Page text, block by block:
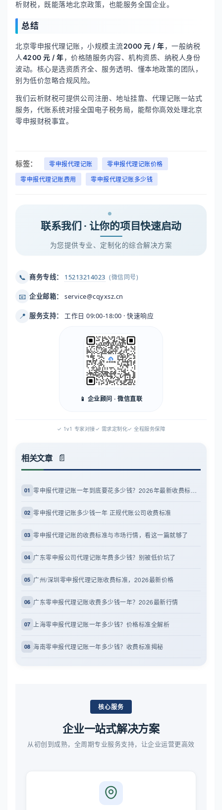
析财税，既能落地北京政策，也能服务全国企业。
总结
北京零申报代理记账，小规模主流2000 元 / 年，一般纳税
人4200 元 / 年，价格随服务内容、机构资质、纳税人身份
波动。核心是选资质齐全、服务透明、懂本地政策的团队，
别为低价忽略合规风险。
我们云析财税可提供公司注册、地址挂靠、代理记账一站式
服务，代账系统对接全国电子税务局，能帮你高效处理北京
零申报财税事宜。
标签： 零申报代理记账
零申报代理记账价格
零申报代理记账费用
零申报代理记账多少钱
联系我们 · 让你的项目快速启动
为您提供专业、定制化的综合解决方案
📞 商务专线： 15213214023 (微信同号)
📧 企业邮箱： service@cqyxsz.cn
📍 服务支持： 工作日 09:00-18:00 · 快速响应
📱 企业顾问 · 微信直联
✓ 1v1 专家对接✓ 需求定制化✓ 全程服务保障
相关文章
01 零申报代理记账一年到底要花多少钱？2026年最新收费标准全解析
02 零申报代理记账多少钱一年 正规代账公司收费标准
03 零申报代理记账的收费标准与市场行情，看这一篇就够了
04 广东零申报公司代理记账年费多少钱？别被低价坑了
05 广州/深圳零申报代理记账收费标准，2026最新价格
06 广东零申报代理记账收费多少钱一年？2026最新行情
07 上海零申报代理记账一年多少钱？价格标准全解析
08 海南零申报代理记账一年多少钱？收费标准揭秘
核心服务
企业一站式解决方案
从初创到成熟，全周期专业服务支持，让企业运营更高效